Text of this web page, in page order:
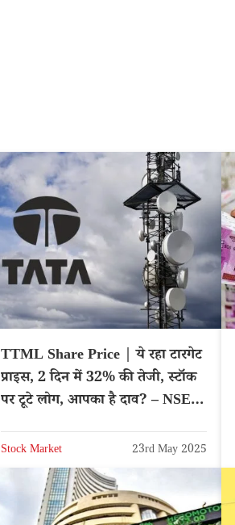
TTML Share Price | ये रहा टारगेट
प्राइस, 2 दिन में 32% की तेजी, स्टॉक
पर टूटे लोग, आपका है दाव? – NSE:
Stock Market 23rd May 2025